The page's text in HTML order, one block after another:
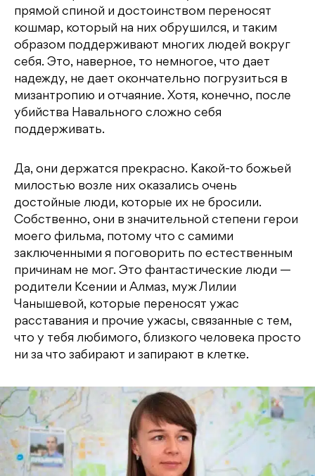
прямой спиной и достоинством переносят
кошмар, который на них обрушился, и таким
образом поддерживают многих людей вокруг
себя. Это, наверное, то немногое, что дает
надежду, не дает окончательно погрузиться в
мизантропию и отчаяние. Хотя, конечно, после
убийства Навального сложно себя
поддерживать.
Да, они держатся прекрасно. Какой-то божьей
милостью возле них оказались очень
достойные люди, которые их не бросили.
Собственно, они в значительной степени герои
моего фильма, потому что с самими
заключенными я поговорить по естественным
причинам не мог. Это фантастические люди —
родители Ксении и Алмаз, муж Лилии
Чанышевой, которые переносят ужас
расставания и прочие ужасы, связанные с тем,
что у тебя любимого, близкого человека просто
ни за что забирают и запирают в клетке.